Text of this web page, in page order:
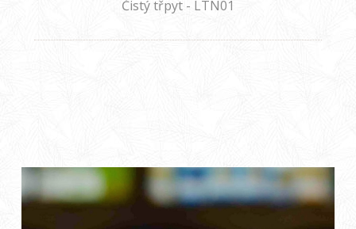
Čistý třpyt - LTN01